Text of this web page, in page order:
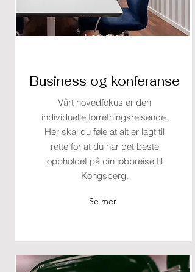
Les mer
Business og konferanse
Vårt hovedfokus er den
individuelle forretningsreisende.
Her skal du føle at alt er lagt til
rette for at du har det beste
oppholdet på din jobbreise til
Kongsberg.
Se mer